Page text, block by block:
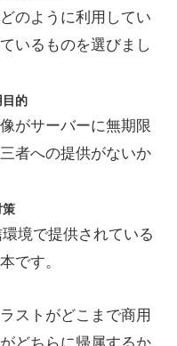
のように利用してい
いるものを選びまし
目的
がサーバーに無期限
者への提供がないか
策
境で提供されている
です。
ストがどこまで商用